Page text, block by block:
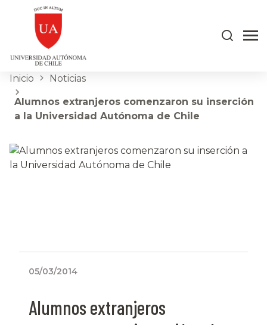
Inicio Noticias
Alumnos extranjeros comenzaron su inserción
a la Universidad Autónoma de Chile
05/03/2014
Alumnos extranjeros